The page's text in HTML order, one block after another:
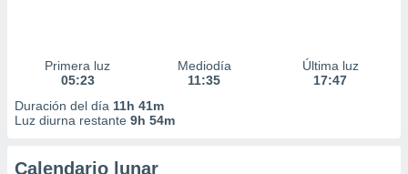
Primera luz
05:23
Mediodía
11:35
Última luz
17:47
Duración del día 11h 41m
Luz diurna restante 9h 54m
Calendario lunar